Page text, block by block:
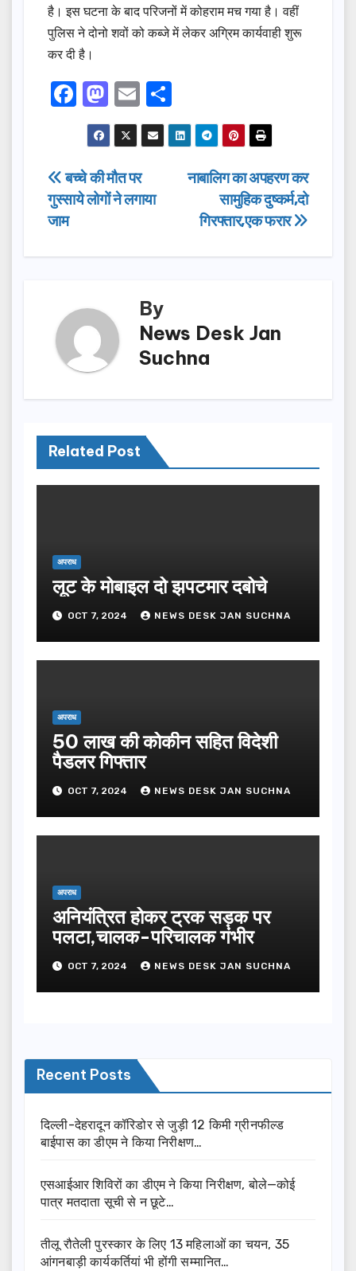
है। इस घटना के बाद परिजनों में कोहराम मच गया है। वहीं
पुलिस ने दोनो शवों को कब्जे में लेकर अग्रिम कार्यवाही शुरू
कर दी है।
F
a
c
e
b
M
a
st
o
d
E
m
ail
h
ar
Post
navigation
नाबालिग का अपहरण कर
सामुहिक दुष्कर्म,दो
गिरफ्तार,एक फरार
बच्चे की मौत पर
गुस्साये लोगों ने लगाया
जाम
By
News Desk Jan
Suchna
Related Post
अपराध
लूट के मोबाइल दो झपटमार दबोचे
OCT 7, 2024 NEWS DESK JAN SUCHNA
अपराध
50 लाख की कोकीन सहित विदेशी
पैडलर गिफ्तार
OCT 7, 2024 NEWS DESK JAN SUCHNA
अपराध
अनियंत्रित होकर ट्रक सड़क पर
पलटा,चालक-परिचालक गंभीर
OCT 7, 2024 NEWS DESK JAN SUCHNA
Recent Posts
दिल्ली-देहरादून कॉरिडोर से जुड़ी 12 किमी ग्रीनफील्ड
बाईपास का डीएम ने किया निरीक्षण…
एसआईआर शिविरों का डीएम ने किया निरीक्षण, बोले—कोई
पात्र मतदाता सूची से न छूटे…
तीलू रौतेली पुरस्कार के लिए 13 महिलाओं का चयन, 35
आंगनबाड़ी कार्यकर्तियां भी होंगी सम्मानित…